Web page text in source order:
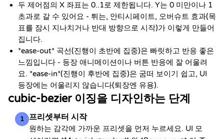
두 제어점의 X 좌표는 0..1로 제한됩니다. Y는 0 미만이나 1
초과로 갈 수 있어요 - 튀는, 안티시페이트, 오버슈트 효과(목
표를 잠시 지나치거나 반대 방향으로 시작)가 이렇게 만들어
집니다.
*ease-out* 곡선(진행이 초반에 집중)은 빠릿하고 반응 좋은
느낌입니다 - 등장 애니메이션이나 버튼 반응에 잘 어울려
요. *ease-in*(진행이 후반에 집중)은 굼떠 보이기 쉽고, UI
등장에는 어울리지 않습니다(퇴장엔 유용).
cubic-bezier 이징을 디자인하는 단계
1 프리셋부터 시작
원하는 감각에 가까운 프리셋을 먼저 누르세요. UI 모